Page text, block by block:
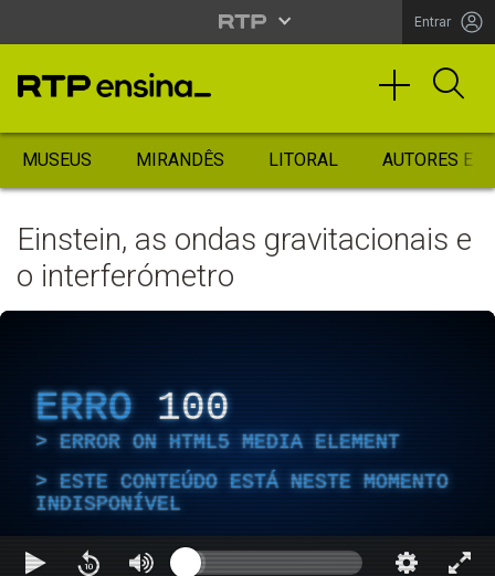
Entrar
MUSEUS MIRANDÊS LITORAL AUTORES
Einstein, as ondas gravitacionais e
o interferómetro
ERRO 100
ERROR ON HTML5 MEDIA ELEMENT
ESTE CONTEÚDO ESTÁ NESTE MOMENTO
INDISPONÍVEL